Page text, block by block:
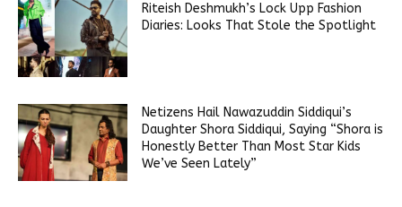
Riteish Deshmukh’s Lock Upp Fashion
Diaries: Looks That Stole the Spotlight
Netizens Hail Nawazuddin Siddiqui’s
Daughter Shora Siddiqui, Saying “Shora is
Honestly Better Than Most Star Kids
We’ve Seen Lately”